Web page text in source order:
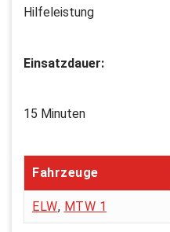
Hilfeleistung
Einsatzdauer:
15 Minuten
Fahrzeuge
ELW, MTW 1